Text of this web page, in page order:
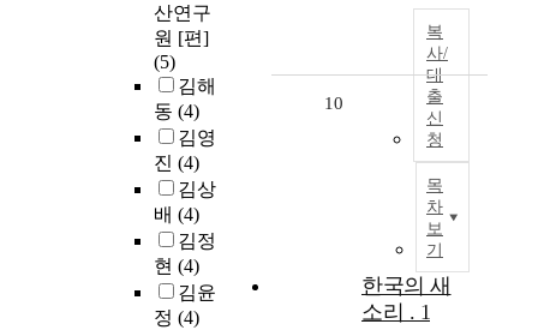
산연구
원 [편]
(5)
김해
동 (4)
김영
진 (4)
김상
배 (4)
김정
현 (4)
김윤
정 (4)
복
사/
대
출
신
청
목
차
보
기
10
한국의 새
소리 . 1